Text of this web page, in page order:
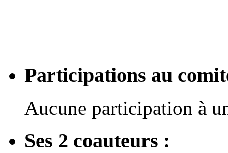
Participations au
Aucune participation à
Ses 2 coauteurs :